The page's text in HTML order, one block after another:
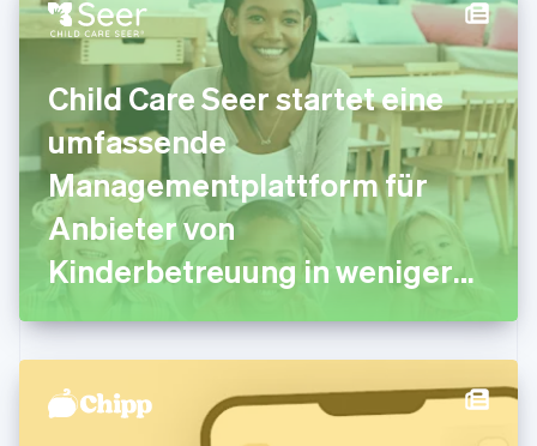
Child Care Seer startet eine
umfassende
Managementplattform für
Anbieter von
Kinderbetreuung in weniger
als einem Jahr
EnglishSvenska
Frankreich
FrançaisEnglish
Gibraltar
English
Griechenland
English
Indien
English
Irland
English
Japan
日本語English
Kanada
English Français